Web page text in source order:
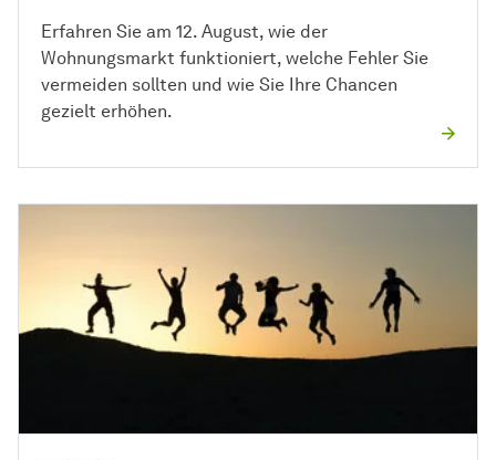
Erfahren Sie am 12. August, wie der
Wohnungsmarkt funktioniert, welche Fehler Sie
vermeiden sollten und wie Sie Ihre Chancen
gezielt erhöhen.